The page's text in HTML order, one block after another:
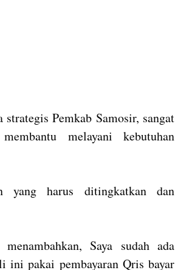
Pemkab Samosir, sangat
melayani kebutuhan
yang harus ditingkatkan dan
Saya sudah ada
pakai pembayaran Qris bayar